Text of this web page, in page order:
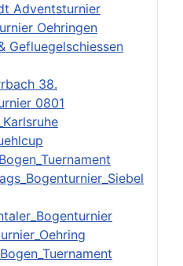
Adventsturnier
Oehringen
Gefluegelschiessen
38.
0801